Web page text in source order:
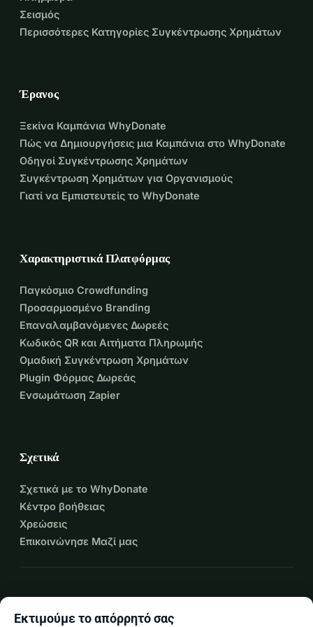
επαφή. Από τα βάθη της καρδιάς μου, σας ζητώ βοήθεια.
Σεισμός
Περισσότερες Κατηγορίες Συγκέντρωσης Χρημάτων
Έρανος
Ξεκίνα Καμπάνια WhyDonate
Πώς να Δημιουργήσεις μια Καμπάνια στο WhyDonate
Οδηγοί Συγκέντρωσης Χρημάτων
Συγκέντρωση Χρημάτων για Οργανισμούς
Γιατί να Εμπιστευτείς το WhyDonate
Χαρακτηριστικά Πλατφόρμας
Παγκόσμιο Crowdfunding
Προσαρμοσμένο Branding
Επαναλαμβανόμενες Δωρεές
Κωδικός QR και Αιτήματα Πληρωμής
Ομαδική Συγκέντρωση Χρημάτων
Plugin Φόρμας Δωρεάς
Ενσωμάτωση Zapier
Σχετικά
Σχετικά με το WhyDonate
Κέντρο βοήθειας
Χρεώσεις
Επικοινώνησε Μαζί μας
Εκτιμούμε το απόρρητό σας